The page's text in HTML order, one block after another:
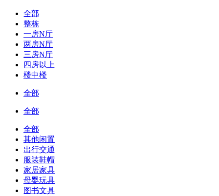
全部
整栋
一房N厅
两房N厅
三房N厅
四房以上
楼中楼
全部
全部
全部
其他闲置
出行交通
服装鞋帽
家居家具
母婴玩具
图书文具